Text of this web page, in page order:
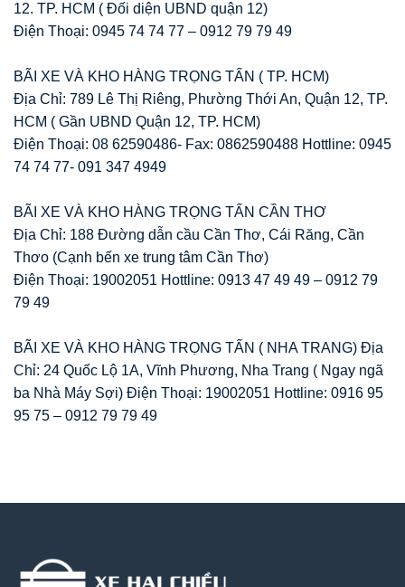
12. TP. HCM ( Đối diện UBND quận 12)
Điện Thoại: 0945 74 74 77 – 0912 79 79 49
BÃI XE VÀ KHO HÀNG TRỌNG TẤN ( TP. HCM)
Địa Chỉ: 789 Lê Thị Riêng, Phường Thới An, Quận 12, TP.
HCM ( Gần UBND Quận 12, TP. HCM)
Điện Thoại: 08 62590486- Fax: 0862590488 Hottline: 0945
74 74 77- 091 347 4949
BÃI XE VÀ KHO HÀNG TRỌNG TẤN CẦN THƠ
Địa Chỉ: 188 Đường dẫn cầu Cần Thơ, Cái Răng, Cần
Thơo (Cạnh bến xe trung tâm Cần Thơ)
Điện Thoại: 19002051 Hottline: 0913 47 49 49 – 0912 79
79 49
BÃI XE VÀ KHO HÀNG TRỌNG TẤN ( NHA TRANG) Địa
Chỉ: 24 Quốc Lộ 1A, Vĩnh Phương, Nha Trang ( Ngay ngã
ba Nhà Máy Sợi) Điện Thoại: 19002051 Hottline: 0916 95
95 75 – 0912 79 79 49